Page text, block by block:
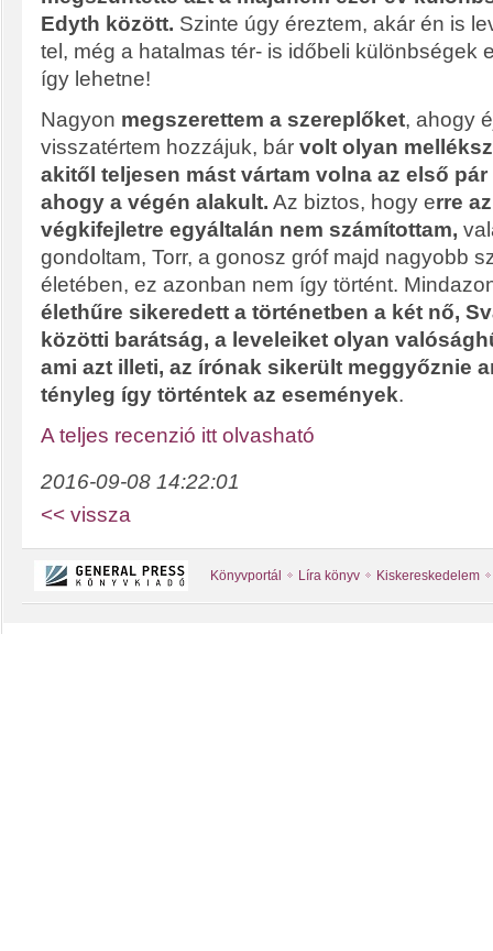
Edyth között. Szinte úgy éreztem, akár én is
tel, még a hatalmas tér- is időbeli különbségek
így lehetne!
Nagyon megszerettem a szereplőket, ahogy
visszatértem hozzájuk, bár volt olyan
akitől teljesen mást vártam volna az első
ahogy a végén alakult. Az biztos, hogy erre
végkifejletre egyáltalán nem számítottam,
gondoltam, Torr, a gonosz gróf majd nagyobb
életében, ez azonban nem így történt.
élethűre sikeredett a történetben a két nő,
közötti barátság, a leveleiket olyan
ami azt illeti, az írónak sikerült meggyőznie
tényleg így történtek az események.
A teljes recenzió itt olvasható
2016-09-08 14:22:01
<< vissza
Könyvportál Líra könyv Kiskereskedelem